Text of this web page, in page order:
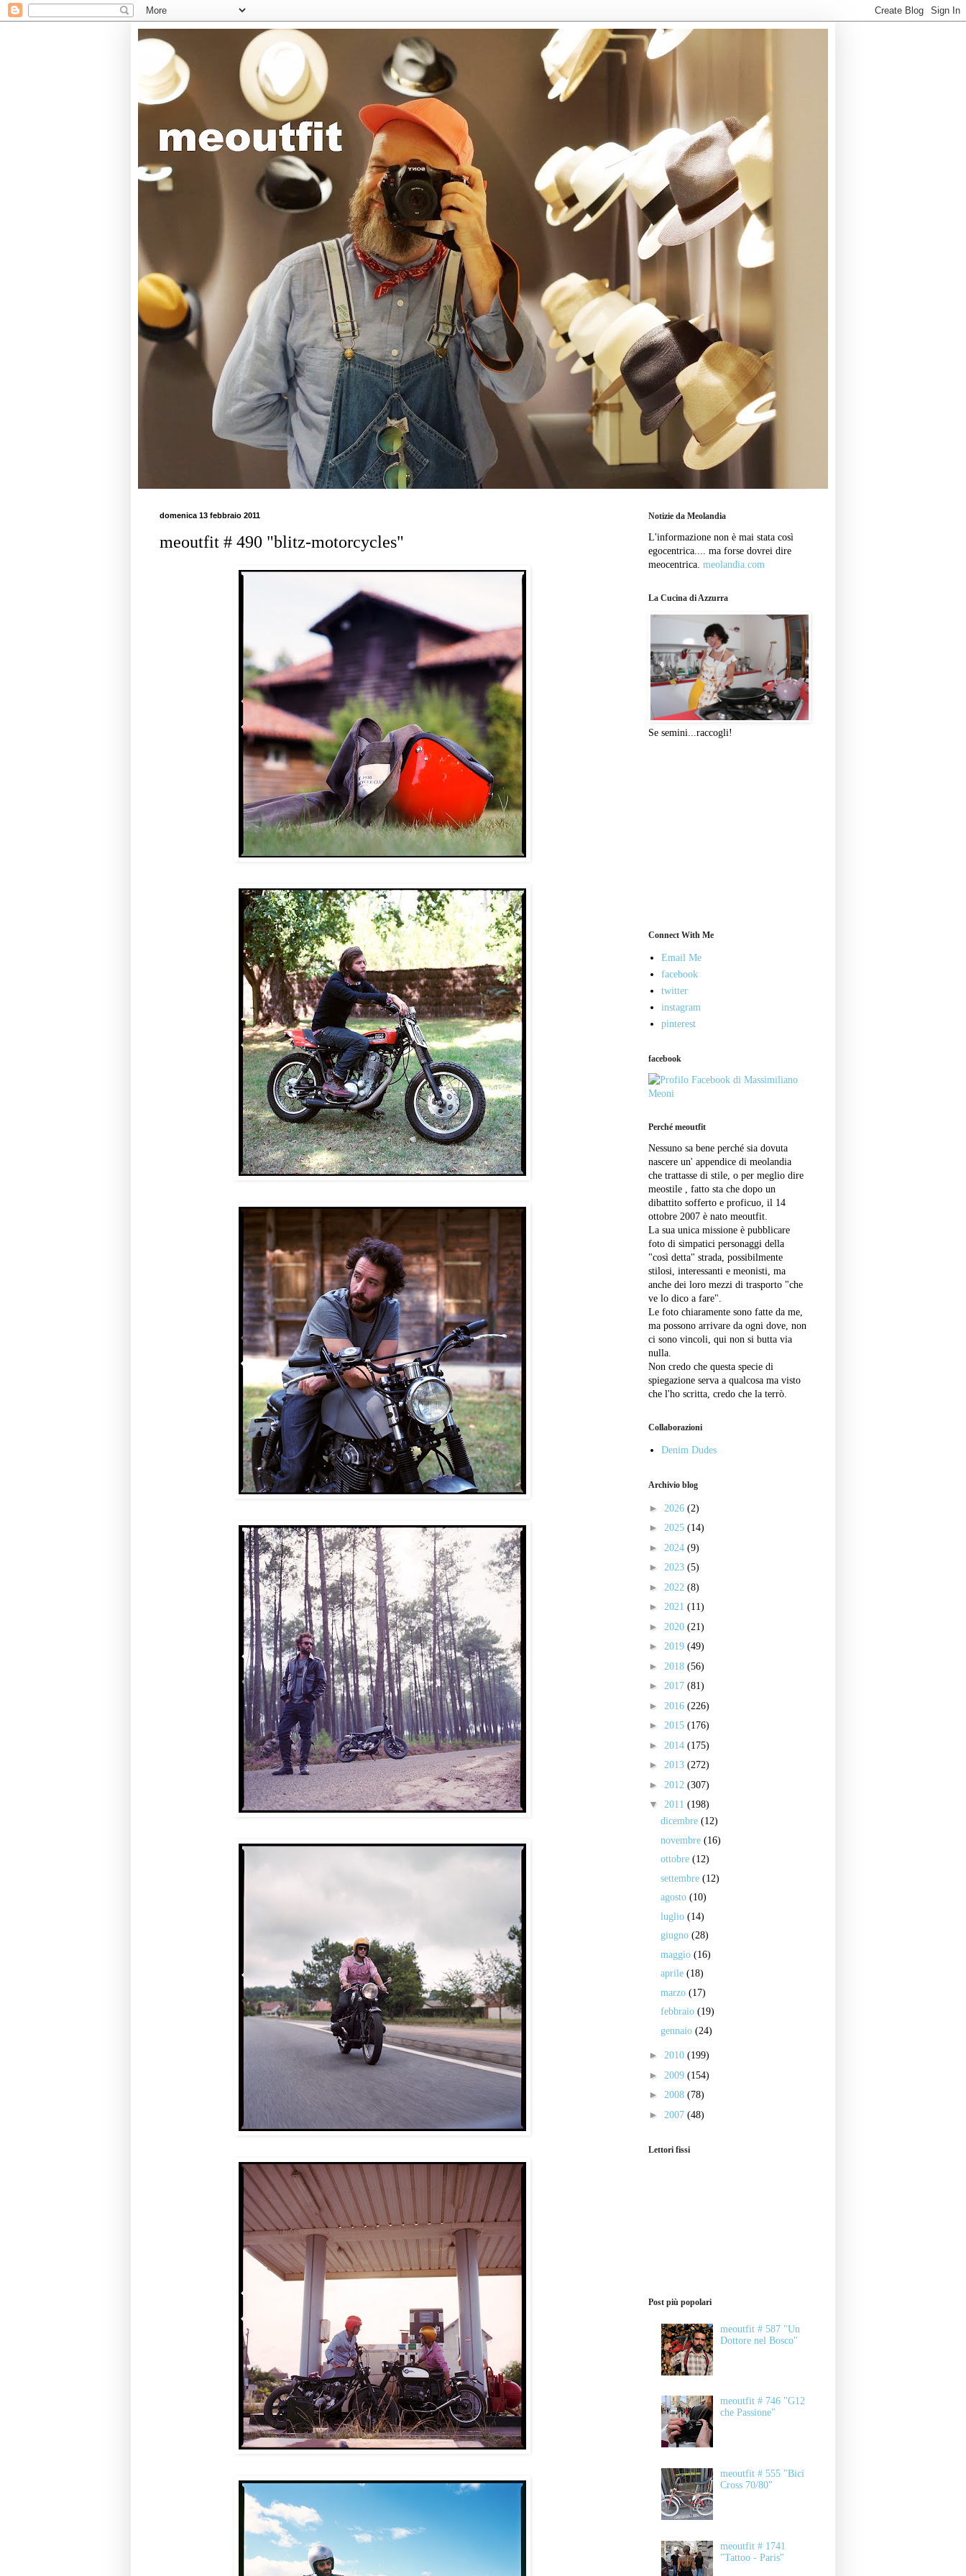
domenica 13 febbraio 2011
meoutfit # 490 "blitz-motorcycles"
Notizie da Meolandia
L'informazione non è mai stata così
egocentrica.... ma forse dovrei dire
meocentrica. meolandia.com
La Cucina di Azzurra
Se semini...raccogli!
Connect With Me
Email Me
facebook
twitter
instagram
pinterest
facebook
Perché meoutfit
Nessuno sa bene perché sia dovuta
nascere un' appendice di meolandia
che trattasse di stile, o per meglio dire
meostile , fatto sta che dopo un
dibattito sofferto e proficuo, il 14
ottobre 2007 è nato meoutfit.
La sua unica missione è pubblicare
foto di simpatici personaggi della
"così detta" strada, possibilmente
stilosi, interessanti e meonisti, ma
anche dei loro mezzi di trasporto "che
ve lo dico a fare".
Le foto chiaramente sono fatte da me,
ma possono arrivare da ogni dove, non
ci sono vincoli, qui non si butta via
nulla.
Non credo che questa specie di
spiegazione serva a qualcosa ma visto
che l'ho scritta, credo che la terrò.
Collaborazioni
Denim Dudes
Archivio blog
► 2026 (2)
► 2025 (14)
► 2024 (9)
► 2023 (5)
► 2022 (8)
► 2021 (11)
► 2020 (21)
► 2019 (49)
► 2018 (56)
► 2017 (81)
► 2016 (226)
► 2015 (176)
► 2014 (175)
► 2013 (272)
► 2012 (307)
▼ 2011 (198)
dicembre (12)
novembre (16)
ottobre (12)
settembre (12)
agosto (10)
luglio (14)
giugno (28)
maggio (16)
aprile (18)
marzo (17)
febbraio (19)
gennaio (24)
► 2010 (199)
► 2009 (154)
► 2008 (78)
► 2007 (48)
Lettori fissi
Post più popolari
meoutfit # 587 "Un
Dottore nel Bosco"
meoutfit # 746 "G12
che Passione"
meoutfit # 555 "Bici
Cross 70/80"
meoutfit # 1741
"Tattoo - Paris"